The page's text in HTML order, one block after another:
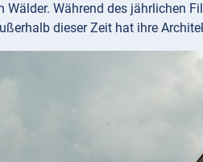
Während des jährlichen
dieser Zeit hat ihre